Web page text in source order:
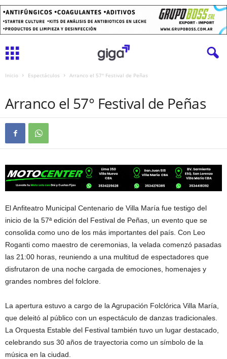
Inicio Espectáculos Arranco el 57° Festival de Peñas
Arranco el 57° Festival de Peñas
El Anfiteatro Municipal Centenario de Villa María fue testigo del
inicio de la 57ª edición del Festival de Peñas, un evento que se
consolida como uno de los más importantes del país. Con Leo
Roganti como maestro de ceremonias, la velada comenzó pasadas
las 21:00 horas, reuniendo a una multitud de espectadores que
disfrutaron de una noche cargada de emociones, homenajes y
grandes nombres del folclore.
La apertura estuvo a cargo de la Agrupación Folclórica Villa María,
que deleitó al público con un espectáculo de danzas tradicionales.
La Orquesta Estable del Festival también tuvo un lugar destacado,
celebrando sus 30 años de trayectoria como un símbolo de la
música en la ciudad.